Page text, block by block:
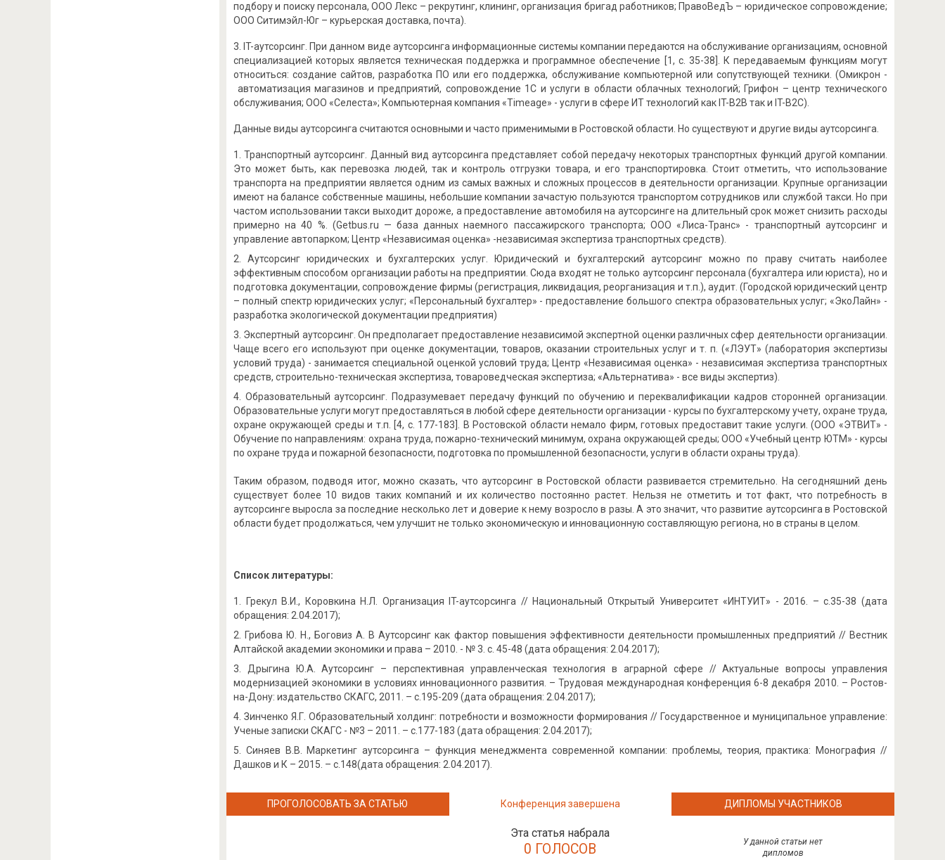
подбору и поиску персонала, ООО Лекс – рекрутинг, клининг, организация бригад работников; ПравоВедЪ – юридическое сопровождение;
ООО Ситимэйл-Юг – курьерская доставка, почта).
3. IT-аутсорсинг. При данном виде аутсорсинга информационные системы компании передаются на обслуживание организациям, основной
специализацией которых является техническая поддержка и программное обеспечение [1, с. 35-38]. К передаваемым функциям могут
относиться: создание сайтов, разработка ПО или его поддержка, обслуживание компьютерной или сопутствующей техники. (Омикрон -
автоматизация магазинов и предприятий, сопровождение 1C и услуги в области облачных технологий; Грифон – центр технического
обслуживания; ООО «Селеста»; Компьютерная компания «Timeage» - услуги в сфере ИТ технологий как IT-B2B так и IT-B2C).
Данные виды аутсорсинга считаются основными и часто применимыми в Ростовской области. Но существуют и другие виды аутсорсинга.
Транспортный аутсорсинг. Данный вид аутсорсинга представляет собой передачу некоторых транспортных функций другой компании.
Это может быть, как перевозка людей, так и контроль отгрузки товара, и его транспортировка. Стоит отметить, что использование
транспорта на предприятии является одним из самых важных и сложных процессов в деятельности организации. Крупные организации
имеют на балансе собственные машины, небольшие компании зачастую пользуются транспортом сотрудников или службой такси. Но при
частом использовании такси выходит дороже, а предоставление автомобиля на аутсорсинге на длительный срок может снизить расходы
примерно на 40 %. (Getbus.ru — база данных наемного пассажирского транспорта; ООО «Лиса-Транс» - транспортный аутсорсинг и
управление автопарком; Центр «Независимая оценка» -независимая экспертиза транспортных средств).
Аутсорсинг юридических и бухгалтерских услуг. Юридический и бухгалтерский аутсорсинг можно по праву считать наиболее
эффективным способом организации работы на предприятии. Сюда входят не только аутсорсинг персонала (бухгалтера или юриста), но и
подготовка документации, сопровождение фирмы (регистрация, ликвидация, реорганизация и т.п.), аудит. (Городской юридический центр
– полный спектр юридических услуг; «Персональный бухгалтер» - предоставление большого спектра образовательных услуг; «ЭкоЛайн» -
разработка экологической документации предприятия)
Экспертный аутсорсинг. Он предполагает предоставление независимой экспертной оценки различных сфер деятельности организации.
Чаще всего его используют при оценке документации, товаров, оказании строительных услуг и т. п. («ЛЭУТ» (лаборатория экспертизы
условий труда) - занимается специальной оценкой условий труда; Центр «Независимая оценка» - независимая экспертиза транспортных
средств, строительно-техническая экспертиза, товароведческая экспертиза; «Альтернатива» - все виды экспертиз).
Образовательный аутсорсинг. Подразумевает передачу функций по обучению и переквалификации кадров сторонней организации.
Образовательные услуги могут предоставляться в любой сфере деятельности организации - курсы по бухгалтерскому учету, охране труда,
охране окружающей среды и т.п. [4, с. 177-183]. В Ростовской области немало фирм, готовых предоставит такие услуги. (ООО «ЭТВИТ» -
Обучение по направлениям: охрана труда, пожарно-технический минимум, охрана окружающей среды; ООО «Учебный центр ЮТМ» - курсы
по охране труда и пожарной безопасности, подготовка по промышленной безопасности, услуги в области охраны труда).
Таким образом, подводя итог, можно сказать, что аутсорсинг в Ростовской области развивается стремительно. На сегодняшний день
существует более 10 видов таких компаний и их количество постоянно растет. Нельзя не отметить и тот факт, что потребность в
аутсорсинге выросла за последние несколько лет и доверие к нему возросло в разы. А это значит, что развитие аутсорсинга в Ростовской
области будет продолжаться, чем улучшит не только экономическую и инновационную составляющую региона, но в страны в целом.
Список литературы:
Грекул В.И., Коровкина Н.Л. Организация IT-аутсорсинга // Национальный Открытый Университет «ИНТУИТ» - 2016. – с.35-38 (дата
обращения: 2.04.2017);
Грибова Ю. Н., Боговиз А. В Аутсорсинг как фактор повышения эффективности деятельности промышленных предприятий // Вестник
Алтайской академии экономики и права – 2010. - № 3. с. 45-48 (дата обращения: 2.04.2017);
Дрыгина Ю.А. Аутсорсинг – перспективная управленческая технология в аграрной сфере // Актуальные вопросы управления
модернизацией экономики в условиях инновационного развития. – Трудовая международная конференция 6-8 декабря 2010. – Ростов-
на-Дону: издательство СКАГС, 2011. – с.195-209 (дата обращения: 2.04.2017);
Зинченко Я.Г. Образовательный холдинг: потребности и возможности формирования // Государственное и муниципальное управление:
Ученые записки СКАГС - №3 – 2011. – с.177-183 (дата обращения: 2.04.2017);
Синяев В.В. Маркетинг аутсорсинга – функция менеджмента современной компании: проблемы, теория, практика: Монография //
Дашков и К – 2015. – с.148(дата обращения: 2.04.2017).
ПРОГОЛОСОВАТЬ ЗА СТАТЬЮ Конференция завершена
Эта статья набрала
0 ГОЛОСОВ
ДИПЛОМЫ УЧАСТНИКОВ
У данной статьи нет
дипломов